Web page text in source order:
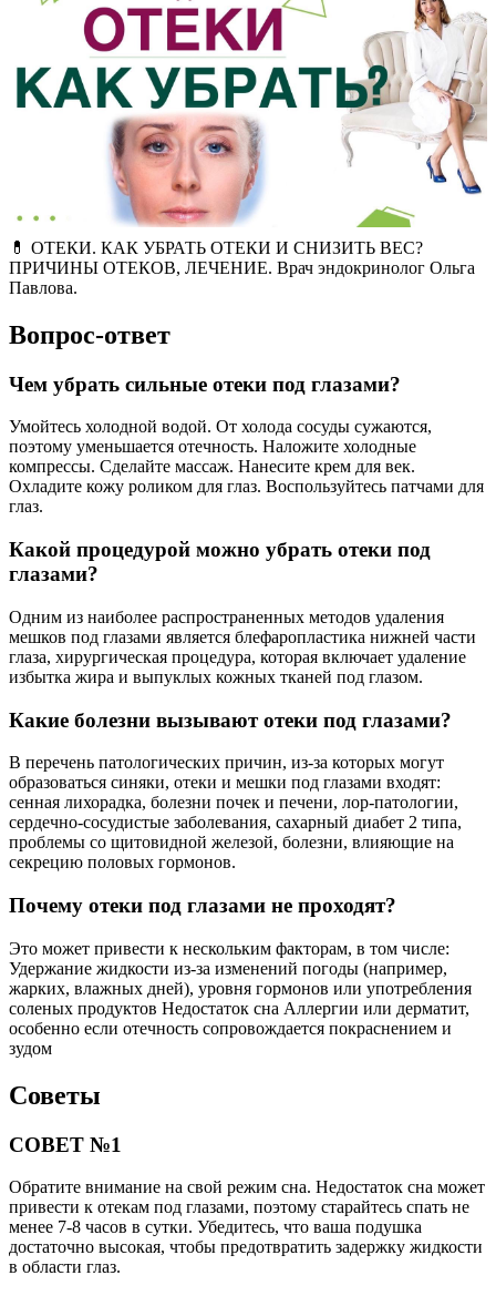
💊 ОТЕКИ. КАК УБРАТЬ ОТЕКИ И СНИЗИТЬ ВЕС?
ПРИЧИНЫ ОТЕКОВ, ЛЕЧЕНИЕ. Врач эндокринолог Ольга
Павлова.
Вопрос-ответ
Чем убрать сильные отеки под глазами?
Умойтесь холодной водой. От холода сосуды сужаются,
поэтому уменьшается отечность. Наложите холодные
компрессы. Сделайте массаж. Нанесите крем для век.
Охладите кожу роликом для глаз. Воспользуйтесь патчами для
глаз.
Какой процедурой можно убрать отеки под
глазами?
Одним из наиболее распространенных методов удаления
мешков под глазами является блефаропластика нижней части
глаза, хирургическая процедура, которая включает удаление
избытка жира и выпуклых кожных тканей под глазом.
Какие болезни вызывают отеки под глазами?
В перечень патологических причин, из-за которых могут
образоваться синяки, отеки и мешки под глазами входят:
сенная лихорадка, болезни почек и печени, лор-патологии,
сердечно-сосудистые заболевания, сахарный диабет 2 типа,
проблемы со щитовидной железой, болезни, влияющие на
секрецию половых гормонов.
Почему отеки под глазами не проходят?
Это может привести к нескольким факторам, в том числе:
Удержание жидкости из-за изменений погоды (например,
жарких, влажных дней), уровня гормонов или употребления
соленых продуктов Недостаток сна Аллергии или дерматит,
особенно если отечность сопровождается покраснением и
зудом
Советы
СОВЕТ №1
Обратите внимание на свой режим сна. Недостаток сна может
привести к отекам под глазами, поэтому старайтесь спать не
менее 7-8 часов в сутки. Убедитесь, что ваша подушка
достаточно высокая, чтобы предотвратить задержку жидкости
в области глаз.